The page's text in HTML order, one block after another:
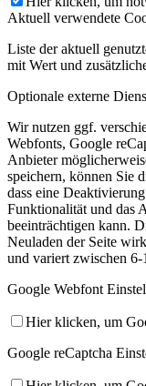
Aktuell verwendete
Liste der aktuell
mit Wert und
Optionale externe
Wir nutzen ggf.
Webfonts, Google
Anbieter
speichern, können Sie
dass eine
Funktionalität und das
beeinträchtigen kann.
Neuladen der Seite
und variert zwischen 6-
Google Webfont
Hier klicken, um
Google reCaptcha